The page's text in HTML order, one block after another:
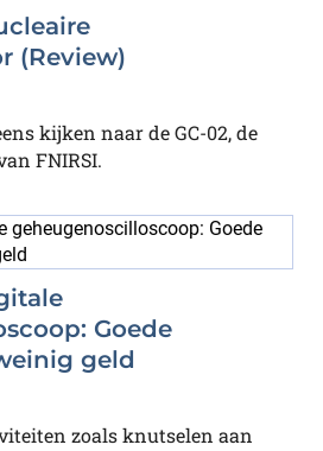
(Review)
kijken naar de GC-02, de
FNIRSI.
Goede
geld
zoals knutselen aan